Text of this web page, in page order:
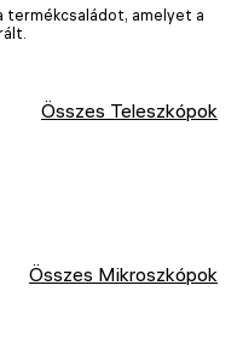
termékcsaládot, amelyet a
Összes Teleszkópok
Összes Mikroszkópok